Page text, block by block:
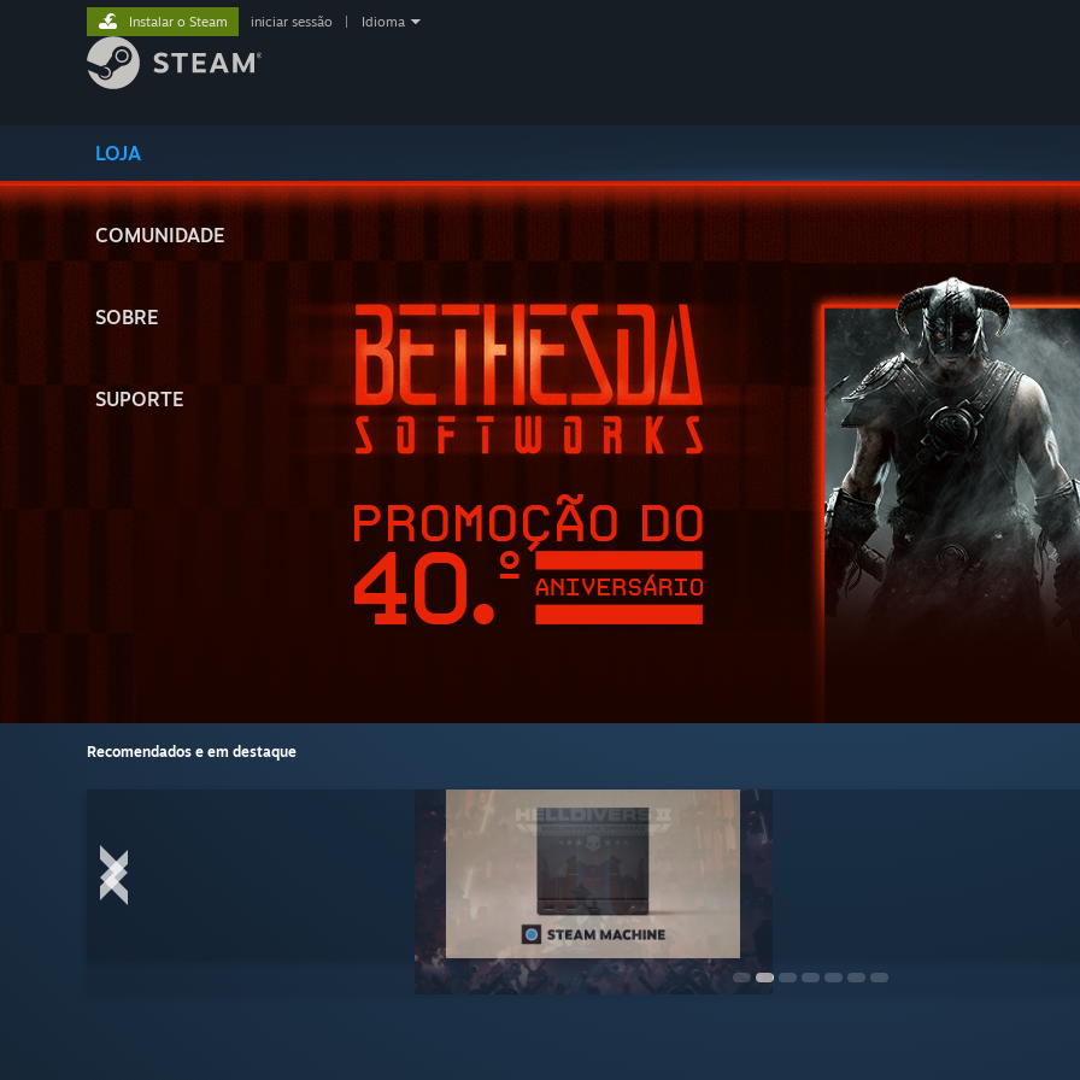
LOJA
COMUNIDADE
SOBRE
SUPORTE
Instalar o Steam iniciar sessão Idioma
Recomendados e em destaque